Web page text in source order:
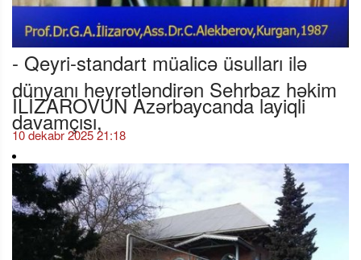
- Qeyri-standart müalicə üsulları ilə
dünyanı heyrətləndirən Sehrbaz həkim
İLİZAROVUN Azərbaycanda layiqli
davamçısı,
10 dekabr 2025 21:18